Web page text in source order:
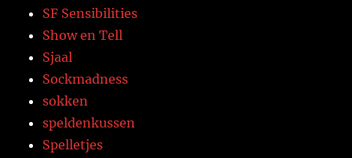
SF Sensibilities
Show en Tell
Sjaal
Sockmadness
sokken
speldenkussen
Spelletjes